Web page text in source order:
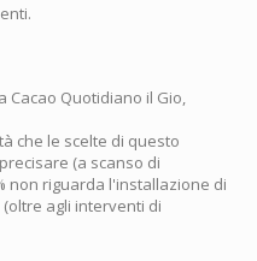
Cacao Quotidiano il Gio,
che le scelte di questo
(a scanso di
non riguarda l'installazione di
agli interventi di